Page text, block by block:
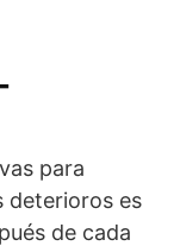
para
deterioros es
de cada